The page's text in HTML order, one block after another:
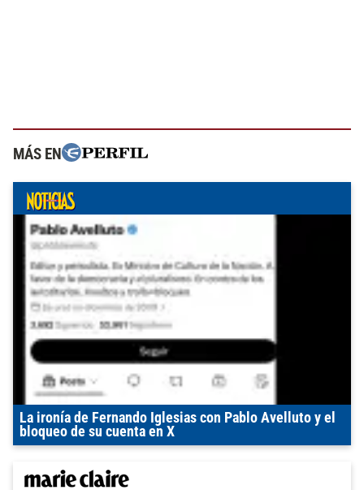
MÁS EN
La ironía de Fernando Iglesias con Pablo Avelluto y el
bloqueo de su cuenta en X